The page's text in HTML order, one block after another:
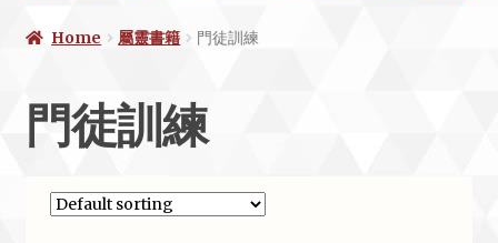
Home 屬靈書籍 門徒訓練
門徒訓練